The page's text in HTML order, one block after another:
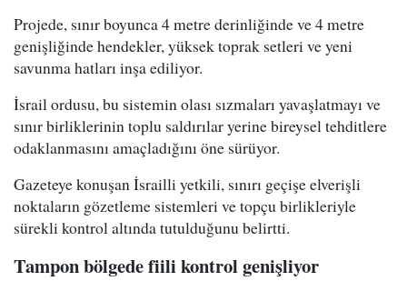
Projede, sınır boyunca 4 metre derinliğinde ve 4 metre
genişliğinde hendekler, yüksek toprak setleri ve yeni
savunma hatları inşa ediliyor.
İsrail ordusu, bu sistemin olası sızmaları yavaşlatmayı ve
sınır birliklerinin toplu saldırılar yerine bireysel tehditlere
odaklanmasını amaçladığını öne sürüyor.
Gazeteye konuşan İsrailli yetkili, sınırı geçişe elverişli
noktaların gözetleme sistemleri ve topçu birlikleriyle
sürekli kontrol altında tutulduğunu belirtti.
Tampon bölgede fiili kontrol genişliyor